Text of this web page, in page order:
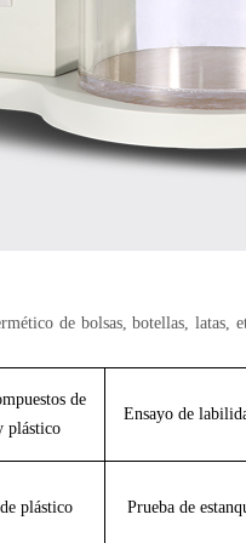
de bolsas, botellas, latas,
de
plástico
Ensayo de
plástico Prueba de